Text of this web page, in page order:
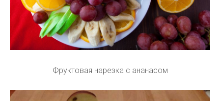
Фруктовая нарезка с ананасом